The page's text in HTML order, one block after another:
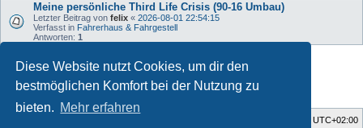
Diese Website nutzt Cookies, um dir den
bestmöglichen Komfort bei der Nutzung zu
bieten. Mehr erfahren
Meine persönliche Third Life Crisis (90-16 Umbau)
Letzter Beitrag von felix « 2026-08-01 22:54:15
Verfasst in Fahrerhaus & Fahrgestell
Antworten: 1
Die Suche ergab 34 Treffer • Seite1von
UTC+02:00